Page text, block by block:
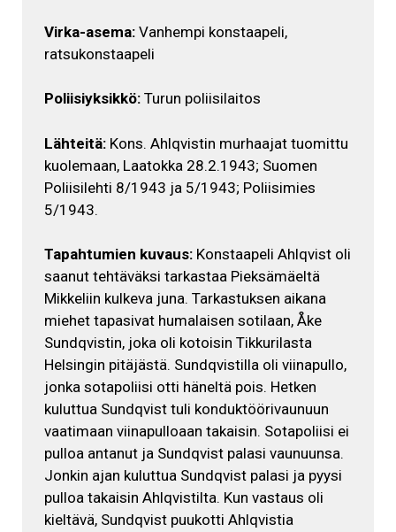
Virka-asema: Vanhempi konstaapeli,
ratsukonstaapeli
Poliisiyksikkö: Turun poliisilaitos
Lähteitä: Kons. Ahlqvistin murhaajat tuomittu
kuolemaan, Laatokka 28.2.1943; Suomen
Poliisilehti 8/1943 ja 5/1943; Poliisimies
5/1943.
Tapahtumien kuvaus: Konstaapeli Ahlqvist oli
saanut tehtäväksi tarkastaa Pieksämäeltä
Mikkeliin kulkeva juna. Tarkastuksen aikana
miehet tapasivat humalaisen sotilaan, Åke
Sundqvistin, joka oli kotoisin Tikkurilasta
Helsingin pitäjästä. Sundqvistilla oli viinapullo,
jonka sotapoliisi otti häneltä pois. Hetken
kuluttua Sundqvist tuli konduktöörivaunuun
vaatimaan viinapulloaan takaisin. Sotapoliisi ei
pulloa antanut ja Sundqvist palasi vaunuunsa.
Jonkin ajan kuluttua Sundqvist palasi ja pyysi
pulloa takaisin Ahlqvistilta. Kun vastaus oli
kieltävä, Sundqvist puukotti Ahlqvistia